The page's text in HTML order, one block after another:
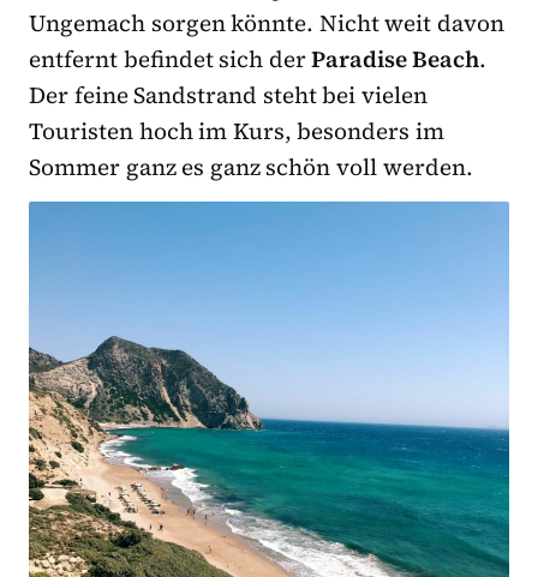
Ungemach sorgen könnte. Nicht weit davon
entfernt befindet sich derParadise Beach.
Der feine Sandstrand steht bei vielen
Touristen hoch im Kurs, besonders im
Sommer ganz es ganz schön voll werden.